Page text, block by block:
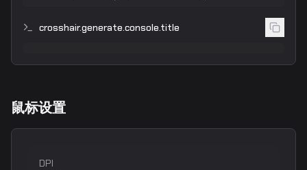
crosshair.generate.console.title
鼠标设置
DPI